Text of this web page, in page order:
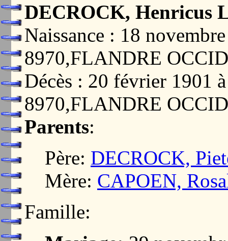
DECROCK, Henricus
Naissance : 18
8970,FLANDRE
Décès : 20 février 1901
8970,FLANDRE
Parents:
Père: DECROCK,
Mère: CAPOEN,
Famille: